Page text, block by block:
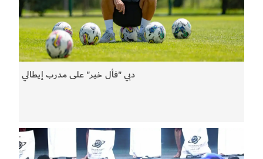
دبي "فأل خير" على مدرب إيطالي